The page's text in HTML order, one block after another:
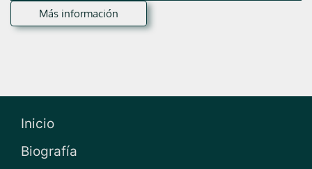
Más información
Inicio
Biografía